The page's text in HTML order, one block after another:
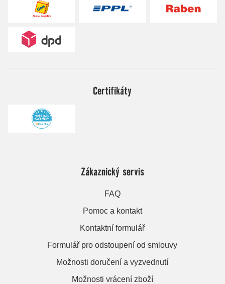
Certifikáty
Zákaznický servis
FAQ
Pomoc a kontakt
Kontaktní formulář
Formulář pro odstoupení od smlouvy
Možnosti doručení a vyzvednutí
Možnosti vrácení zboží